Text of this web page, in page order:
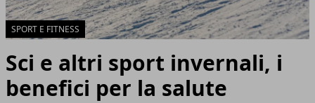
SPORT E FITNESS
Sci e altri sport invernali, i
benefici per la salute